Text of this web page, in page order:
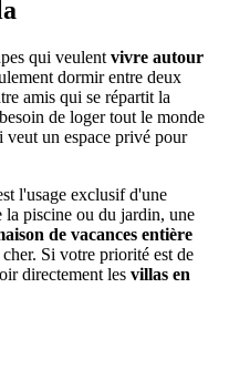
qui veulent vivre autour
dormir entre deux
amis qui se répartit la
de loger tout le monde
veut un espace privé pour
l'usage exclusif d'une
la piscine ou du jardin, une
de vacances entière
Si votre priorité est de
directement les villas en